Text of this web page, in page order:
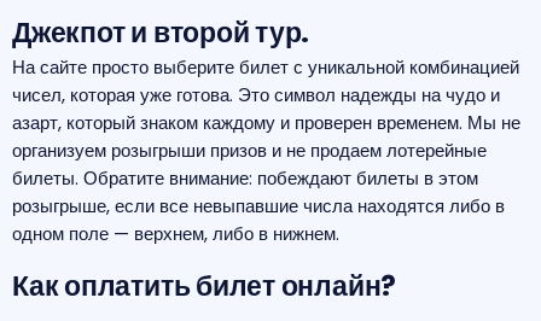
Джекпот и второй тур.
На сайте просто выберите билет с уникальной комбинацией
чисел, которая уже готова. Это символ надежды на чудо и
азарт, который знаком каждому и проверен временем. Мы не
организуем розыгрыши призов и не продаем лотерейные
билеты. Обратите внимание: побеждают билеты в этом
розыгрыше, если все невыпавшие числа находятся либо в
одном поле — верхнем, либо в нижнем.
Как оплатить билет онлайн?